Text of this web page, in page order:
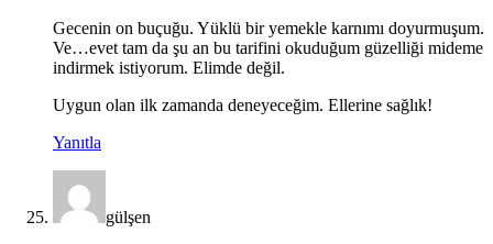
Gecenin on buçuğu. Yüklü bir yemekle karnımı doyurmuşum.
Ve…evet tam da şu an bu tarifini okuduğum güzelliği mideme
indirmek istiyorum. Elimde değil.
Uygun olan ilk zamanda deneyeceğim. Ellerine sağlık!
Yanıtla
gülşen